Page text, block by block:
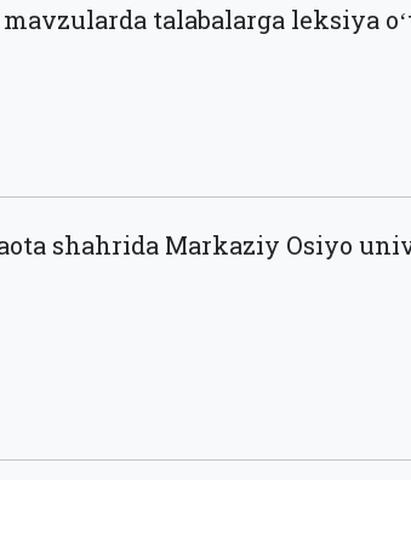
talabalarga leksiya
shahrida Markaziy Osiyo